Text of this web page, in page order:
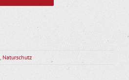
Naturschutz